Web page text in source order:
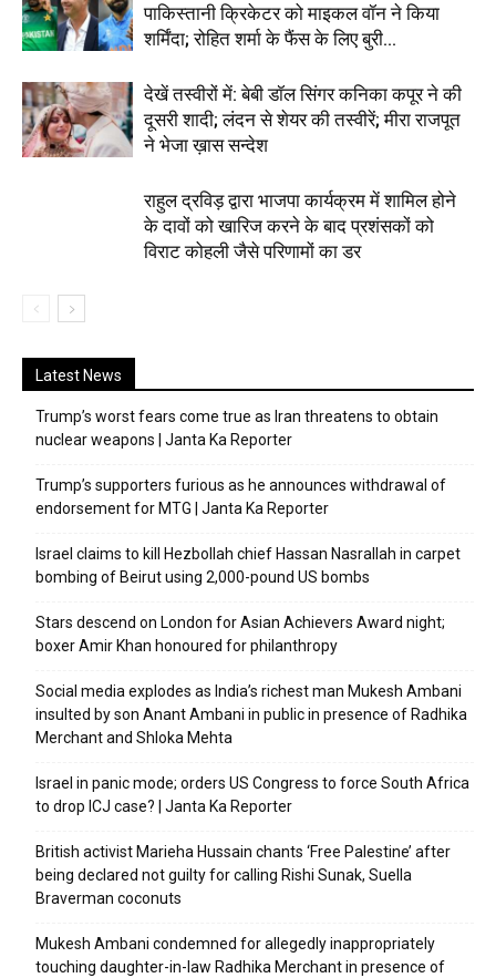
पाकिस्तानी क्रिकेटर को माइकल वॉन ने किया
शर्मिंदा; रोहित शर्मा के फैंस के लिए बुरी...
देखें तस्वीरों में: बेबी डॉल सिंगर कनिका कपूर ने की
दूसरी शादी; लंदन से शेयर की तस्वीरें; मीरा राजपूत
ने भेजा ख़ास सन्देश
राहुल द्रविड़ द्वारा भाजपा कार्यक्रम में शामिल होने
के दावों को खारिज करने के बाद प्रशंसकों को
विराट कोहली जैसे परिणामों का डर
Latest News
Trump’s worst fears come true as Iran threatens to obtain
nuclear weapons | Janta Ka Reporter
Trump’s supporters furious as he announces withdrawal of
endorsement for MTG | Janta Ka Reporter
Israel claims to kill Hezbollah chief Hassan Nasrallah in carpet
bombing of Beirut using 2,000-pound US bombs
Stars descend on London for Asian Achievers Award night;
boxer Amir Khan honoured for philanthropy
Social media explodes as India’s richest man Mukesh Ambani
insulted by son Anant Ambani in public in presence of Radhika
Merchant and Shloka Mehta
Israel in panic mode; orders US Congress to force South Africa
to drop ICJ case? | Janta Ka Reporter
British activist Marieha Hussain chants ‘Free Palestine’ after
being declared not guilty for calling Rishi Sunak, Suella
Braverman coconuts
Mukesh Ambani condemned for allegedly inappropriately
touching daughter-in-law Radhika Merchant in presence of